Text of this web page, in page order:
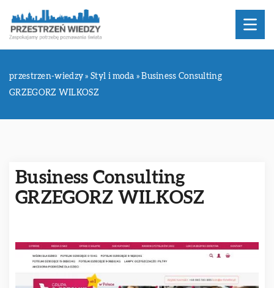
przestrzen-wiedzy »Styl i moda »Business Consulting
GRZEGORZ WILKOSZ
Business Consulting
GRZEGORZ WILKOSZ